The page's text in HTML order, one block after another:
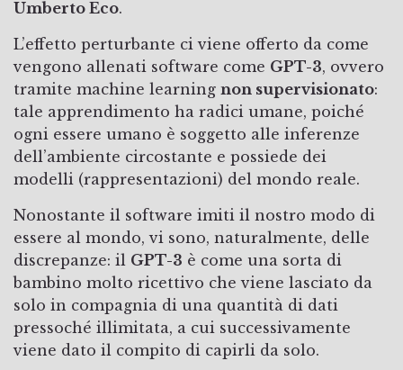
Umberto Eco.
L’effetto perturbante ci viene offerto da come
vengono allenati software come GPT-3, ovvero
tramite machine learning non supervisionato:
tale apprendimento ha radici umane, poiché
ogni essere umano è soggetto alle inferenze
dell’ambiente circostante e possiede dei
modelli (rappresentazioni) del mondo reale.
Nonostante il software imiti il nostro modo di
essere al mondo, vi sono, naturalmente, delle
discrepanze: il GPT-3 è come una sorta di
bambino molto ricettivo che viene lasciato da
solo in compagnia di una quantità di dati
pressoché illimitata, a cui successivamente
viene dato il compito di capirli da solo.